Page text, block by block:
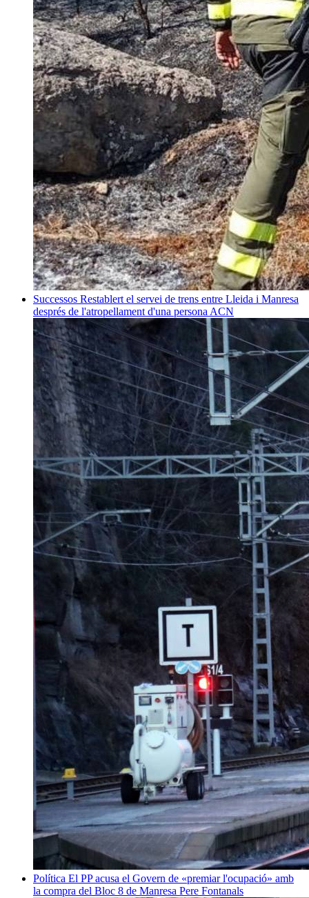
Successos Restablert el servei de trens entre Lleida i Manresa
després de l'atropellament d'una persona ACN
Política El PP acusa el Govern de «premiar l'ocupació» amb
la compra del Bloc 8 de Manresa Pere Fontanals